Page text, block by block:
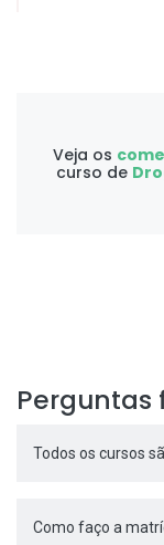
Veja os
curso de
Perguntas
Todos os cursos
Como faço a